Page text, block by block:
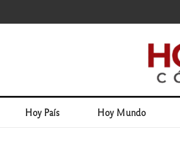
Hoy País Hoy Mundo